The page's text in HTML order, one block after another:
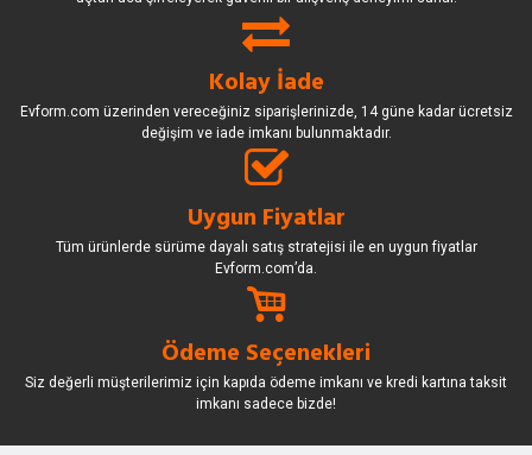
Kolay İade
Evform.com üzerinden vereceğiniz siparişlerinizde, 14 güne kadar ücretsiz
değişim ve iade imkanı bulunmaktadır.
Uygun Fiyatlar
Tüm ürünlerde sürüme dayalı satış stratejisi ile en uygun fiyatlar
Evform.com’da.
Ödeme Seçenekleri
Siz değerli müşterilerimiz için kapıda ödeme imkanı ve kredi kartına taksit
imkanı sadece bizde!